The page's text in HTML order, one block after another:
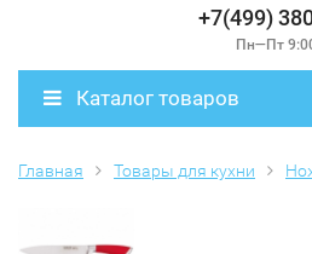
+7(499)
Пн—Пт
Каталог товаров
Главная Товары для кухни